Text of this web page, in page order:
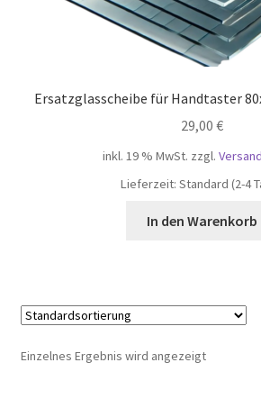
Ersatzglasscheibe für Handtaster
29,00 €
inkl. 19 % MwSt. zzgl.
Lieferzeit: Standard (2-4
In den Warenkorb
Einzelnes Ergebnis wird angezeigt